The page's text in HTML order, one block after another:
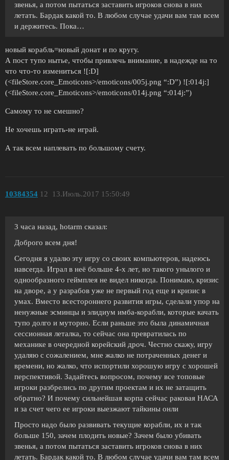
звенья, а потом пытаться заставить игроков снова в них
летать. Бардак какой то. В любом случае удачи вам там всем
и держитесь. Пока…
новый корабль=новый донат и по кругу.
А пост тупо нытье, чтобы привлечь внимание, в надежде на то
что что-то измениться ![:D]
(<fileStore.core_Emoticons>/emoticons/005j.png “:D”) ![:014j:]
(<fileStore.core_Emoticons>/emoticons/014j.png “:014j:”)
Самому то не смешно?
Не хочешь играть-не играй.
А так всем наплевать по большому счету.
10384354 13.Июль.2017 15:50:49
12
3 часа назад, hotarm сказал:
Доброго всем дня!
Сегодня я удалю эту игру со своих компьютеров, надеюсь
навсегда. Играл в неё больше 4-х лет, но такого унылого и
однообразного геймплея не видел никогда. Понимаю, кризис
на дворе, а у разрабов уже не первый год еще и кризис в
умах. Вместо всестороннего развития игры, сделали упор на
ненужные эсминцы и элидиум имба-корабли, которые качать
тупо долго и муторно. Если раньше это была динамичная
сессионная леталка, то сейчас она превратилась по
механике в очередной корейский дроч. Честно скажу, игру
удаляю с сожалением, мне жалко не потраченных денег и
времени, но жалко, что испортили хорошую игру с хорошей
перспективой. Задайтесь вопросом, почему все топовые
игроки разбрелись по другим проектам и их не затащить
обратно? И почему сильнейшая корпа сейчас раковая НАСА
и за счет чего ее игроки выезжают тайкины онли
Просто надо было развивать текущие корабли, их и так
больше 150, зачем плодить новые? Зачем было убивать
звенья, а потом пытаться заставить игроков снова в них
летать. Бардак какой то. В любом случае удачи вам там всем